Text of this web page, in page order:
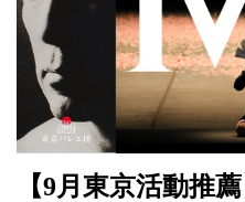
【9月東京活動推